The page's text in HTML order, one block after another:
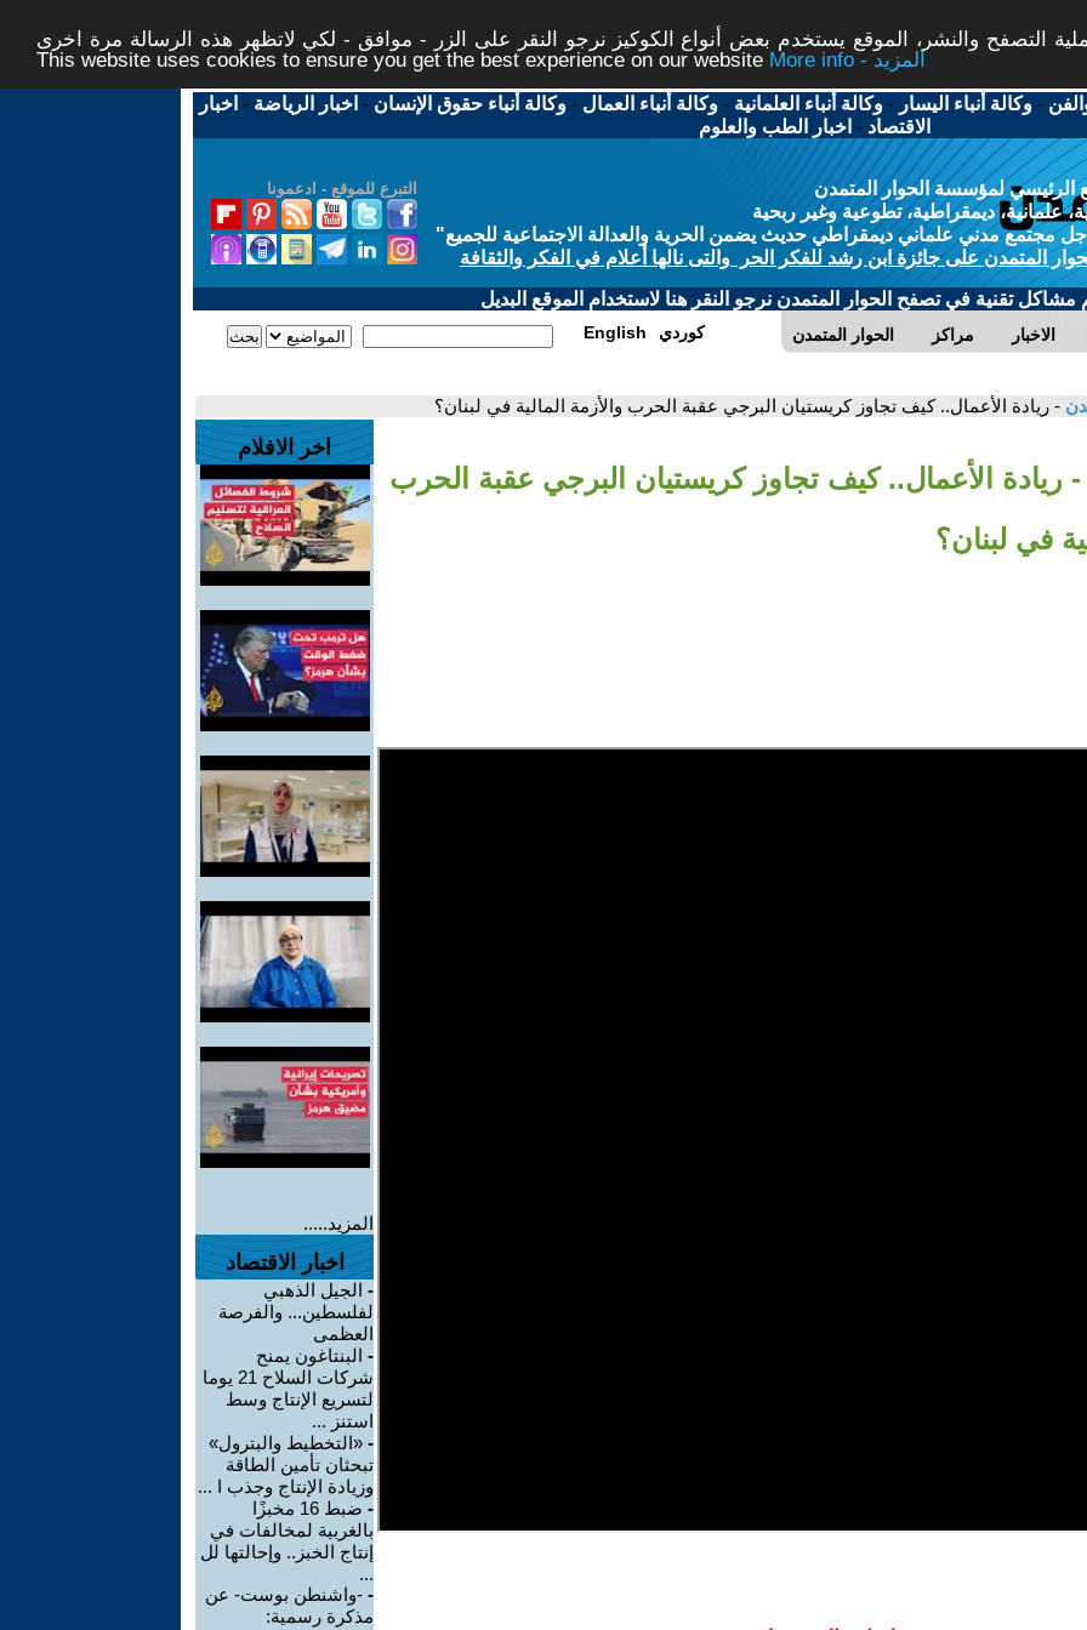
التصفح والنشر، الموقع يستخدم بعض أنواع الكوكيز نرجو النقر على الزر - موافق - لكي لاتظهر هذه الرسالة مرة اخرى -
This website uses cookies to ensure you get the best experience on our website
More info - المزيد
-وكالة أنباء اليسار -وكالة أنباء العلمانية -وكالة أنباء العمال -وكالة أنباء حقوق الإنسان - اخبار الرياضة - اخبار
الاقتصاد - اخبار الطب والعلوم
التبرع للموقع - ادعمونا
الرئيسي لمؤسسة الحوار المتمدن
علمانية، ديمقراطية، تطوعية وغير ربحية
مجتمع مدني علماني ديمقراطي حديث يضمن الحرية والعدالة الاجتماعية للجميع"
المتمدن على جائزة ابن رشد للفكر الحر والتى نالها أعلام في الفكر والثقافة
مشاكل تقنية في تصفح الحوار المتمدن نرجو النقر هنا لاستخدام الموقع البديل
الحوار المتمدن مراكز الاخبار English كوردي
- ريادة الأعمال.. كيف تجاوز كريستيان البرجي عقبة الحرب والأزمة المالية في لبنان؟
- ريادة الأعمال.. كيف تجاوز كريستيان البرجي عقبة الحرب
في لبنان؟
اخر الافلام
المزيد.....
اخبار الاقتصاد
- الجيل الذهبي
لفلسطين... والفرصة
العظمى
- البنتاغون يمنح
شركات السلاح 21 يوما
لتسريع الإنتاج وسط
استنز ...
- «التخطيط والبترول»
تبحثان تأمين الطاقة
وزيادة الإنتاج وجذب ا ...
-
ضبط 16 مخبزًا
بالغربية لمخالفات في
إنتاج الخبز.. وإحالتها لل
...
- -واشنطن بوست- عن
مذكرة رسمية: